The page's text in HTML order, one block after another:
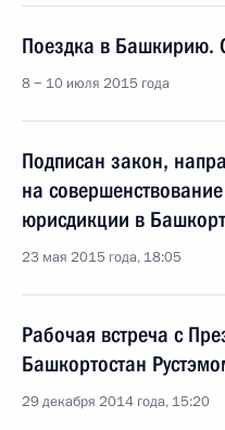
Поездка в
8 − 10 июля 2015 года
Подписан закон,
на
юрисдикции в
23 мая 2015 года, 18:05
Рабочая встреча с
Башкортостан
29 декабря 2014 года, 15:20